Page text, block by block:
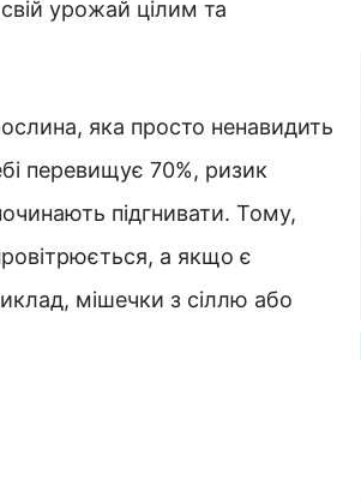
урожай цілим та
яка просто ненавидить
перевищує 70%, ризик
підгнивати. Тому,
а якщо є
мішечки з сіллю або